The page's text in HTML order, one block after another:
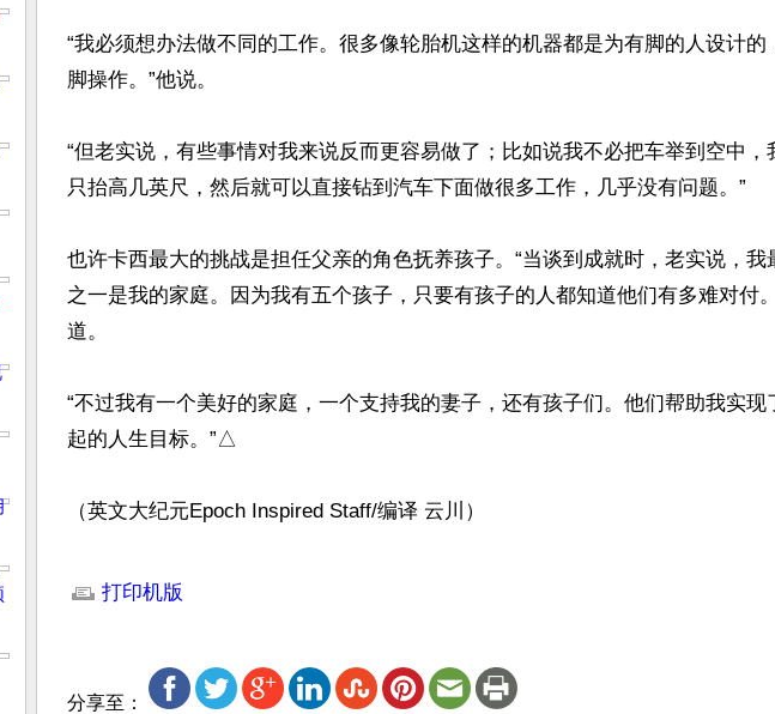
“我必须想办法做不同的工作。很多像轮胎机这样的机器都是为有脚的人设计的
脚操作。”他说。
“但老实说，有些事情对我来说反而更容易做了；比如说我不必把车举到空中，
只抬高几英尺，然后就可以直接钻到汽车下面做很多工作，几乎没有问题。”
也许卡西最大的挑战是担任父亲的角色抚养孩子。“当谈到成就时，老实说，我
之一是我的家庭。因为我有五个孩子，只要有孩子的人都知道他们有多难对付
道。
“不过我有一个美好的家庭，一个支持我的妻子，还有孩子们。他们帮助我实现
起的人生目标。”△
（英文大纪元Epoch Inspired Staff/编译 云川）
打印机版
分享至：